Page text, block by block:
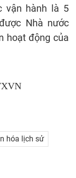
vận hành là 5
Nhà nước
hoạt động của
hóa lịch sử